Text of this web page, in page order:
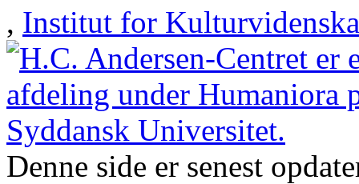
, Institut for
Denne side er senest